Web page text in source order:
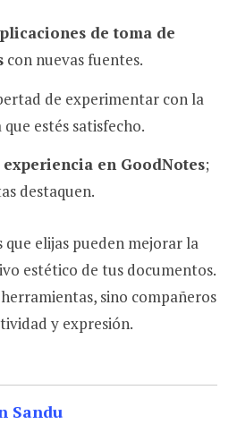
de toma de
con nuevas fuentes.
de experimentar con la
estés satisfecho.
en GoodNotes;
destaquen.
que elijas pueden mejorar la
estético de tus documentos.
sino compañeros
y expresión.
Sandu